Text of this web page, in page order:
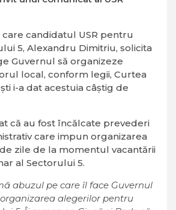
candidatul USR pentru
5, Alexandru Dimitriu, solicita
Guvernul să organizeze
local, conform legii, Curtea
i-a dat acestuia câştig de
că au fost încălcate prevederi
care impun organizarea
zile de la momentul vacantării
al Sectorului 5.
abuzul pe care îl face Guvernul
alegerilor pentru